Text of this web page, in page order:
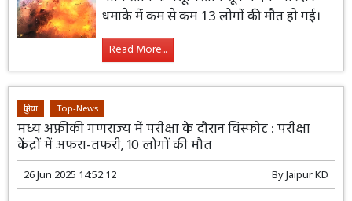
धमाके में कम से कम 13 लोगों की मौत हो गई।
Read More...
दुनिया Top-News
मध्य अफ्रीकी गणराज्य में परीक्षा के दौरान विस्फोट : परीक्षा
केंद्रों में अफरा-तफरी, 10 लोगों की मौत
26 Jun 2025 14:52:12 ByJaipur KD